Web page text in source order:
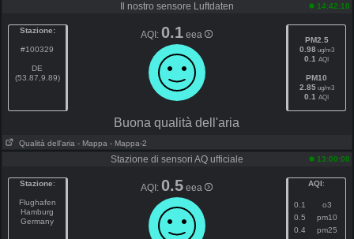
Il nostro sensore Luftdaten 14:42:10
Stazione:
#100329
DE
(53.87,9.89)
AQI:0.1 eea
PM2.5
0.98 ug/m3
0.1 AQI
PM10
2.85ug/m3
0.1 AQI
Buona qualità dell'aria
Qualità dell'aria - Mappa - Mappa-2
Stazione di sensori AQ ufficiale 13:00:00
Stazione:
Flughafen
Hamburg
Germany
AQI:0.5 eea AQI:
0.1
o3
0.5
pm10
0.4
pm25